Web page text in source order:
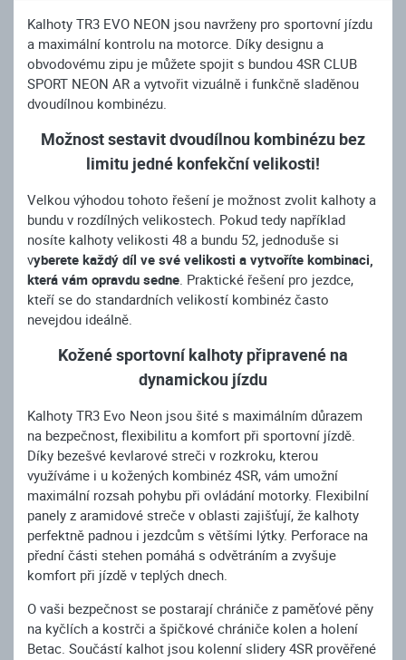
Kalhoty TR3 EVO NEON jsou navrženy pro sportovní jízdu
a maximální kontrolu na motorce. Díky designu a
obvodovému zipu je můžete spojit s bundou 4SR CLUB
SPORT NEON AR a vytvořit vizuálně i funkčně sladěnou
dvoudílnou kombinézu.
Možnost sestavit dvoudílnou kombinézu bez
limitu jedné konfekční velikosti!
Velkou výhodou tohoto řešení je možnost zvolit kalhoty a
bundu v rozdílných velikostech. Pokud tedy například
nosíte kalhoty velikosti 48 a bundu 52, jednoduše si
vyberete každý díl ve své velikosti a vytvoříte kombinaci,
která vám opravdu sedne. Praktické řešení pro jezdce,
kteří se do standardních velikostí kombinéz často
nevejdou ideálně.
Kožené sportovní kalhoty připravené na
dynamickou jízdu
Kalhoty TR3 Evo Neon jsou šité s maximálním důrazem
na bezpečnost, flexibilitu a komfort při sportovní jízdě.
Díky bezešvé kevlarové streči v rozkroku, kterou
využíváme i u kožených kombinéz 4SR, vám umožní
maximální rozsah pohybu při ovládání motorky. Flexibilní
panely z aramidové streče v oblasti zajišťují, že kalhoty
perfektně padnou i jezdcům s většími lýtky. Perforace na
přední části stehen pomáhá s odvětráním a zvyšuje
komfort při jízdě v teplých dnech.
O vaši bezpečnost se postarají chrániče z paměťové pěny
na kyčlích a kostrči a špičkové chrániče kolen a holení
Betac. Součástí kalhot jsou kolenní slidery 4SR prověřené